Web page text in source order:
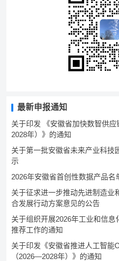
最新申报通知
关于印发 《安徽省加快数智供
2028年）》的通知
关于第一批安徽省未来产业科技
示
2026年安徽省首创性数据产品名
关于征求进一步推动先进制造业
合发展行动方案意见的公告
关于组织开展2026年工业和信
推荐工作的通知
关于印发《安徽省推进人工智能
（2026—2028年）》的通知